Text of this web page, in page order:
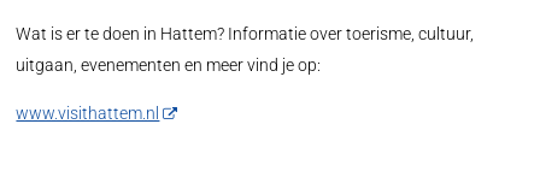
Wat is er te doen in Hattem? Informatie over toerisme, cultuur,
uitgaan, evenementen en meer vind je op:
www.visithattem.nl